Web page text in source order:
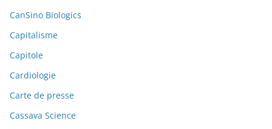
CanSino Biologics
Capitalisme
Capitole
Cardiologie
Carte de presse
Cassava Science